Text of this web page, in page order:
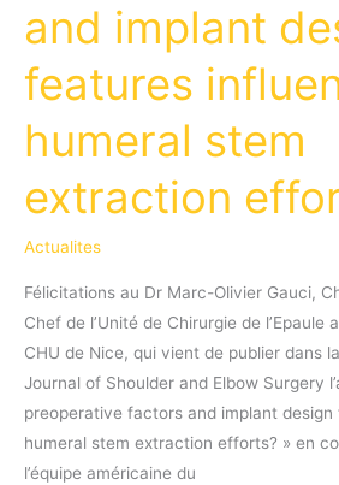
and implant
features
humeral stem
extraction
Actualites
Félicitations au Dr Marc-Olivier Gauci,
Chef de l’Unité de Chirurgie de l’Epaule
CHU de Nice, qui vient de publier dans
Journal of Shoulder and Elbow Surgery
preoperative factors and implant
humeral stem extraction efforts? » en
l’équipe américaine du